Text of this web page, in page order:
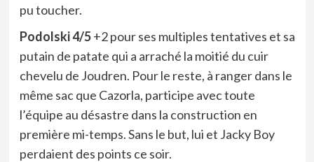
pu toucher.
Podolski 4/5+2 pour ses multiples tentatives et sa
putain de patate qui a arraché la moitié du cuir
chevelu de Joudren. Pour le reste, à ranger dans le
même sac que Cazorla, participe avec toute
l’équipe au désastre dans la construction en
première mi-temps. Sans le but, lui et Jacky Boy
perdaient des points ce soir.